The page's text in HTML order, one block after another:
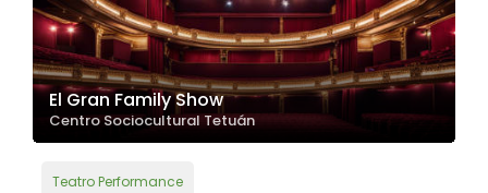
El Gran Family Show
Centro Sociocultural Tetuán
Teatro Performance